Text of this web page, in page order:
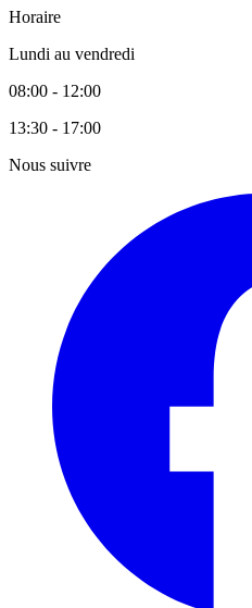
Horaire
Lundi au vendredi
08:00 - 12:00
13:30 - 17:00
Nous suivre